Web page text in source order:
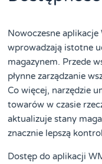
Nowoczesne aplikacje
wprowadzają istotne
magazynem. Przede
płynne zarządzanie
Co więcej, narzędzie
towarów w czasie
aktualizuje stany
znacznie lepszą
Dostęp do aplikacji